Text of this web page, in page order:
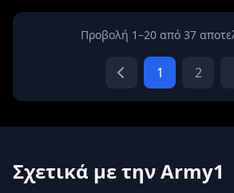
Προβολή 1–20 από 37
1 2
Σχετικά με την Army1